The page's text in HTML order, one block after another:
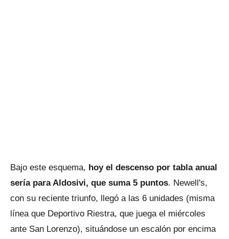
Bajo este esquema, hoy el descenso por tabla anual
sería para Aldosivi, que suma 5 puntos. Newell's,
con su reciente triunfo, llegó a las 6 unidades (misma
línea que Deportivo Riestra, que juega el miércoles
ante San Lorenzo), situándose un escalón por encima